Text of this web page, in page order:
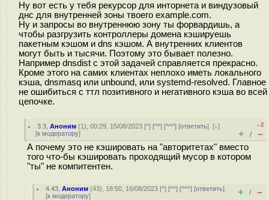
Ну вот есть у тебя рекурсор для инторнета и виндузовый
днс для внутренней зоны твоего example.com.
Ну и запросы во внутреннюю зону ты форвардишь, а
чтобы разгрузить контроллеры домена кэшируешь
пакетным кэшом и dns кэшом. А внутренних клиентов
могут быть и тысячи. Поэтому это бывает полезно.
Например dnsdist с этой задачей справляется прекрасно.
Кроме этого на самих клиентах неплохо иметь локального
кэша, dnsmasq или unbound, или systemd-resolved. Главное
не ошибиться с ттл позитивного и негативного кэша во всей
цепочке.
3.3 ,Аноним (1), 00:29, 15/08/2023 [^] [^^] [^^^] [ответить][↓]
[к модератору]
–2
+ / –
А почему это не кэшировать на "авторитетах" вместо
того что-бы кэшировать проходящий мусор в котором
"ты" не компитентен.
4.43 ,Аноним (43), 18:50, 16/08/2023 [^] [^^] [^^^] [ответить]
[к модератору] + / –